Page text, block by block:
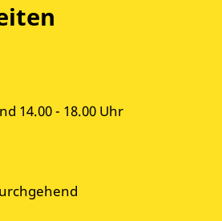
14.00 - 18.00 Uhr